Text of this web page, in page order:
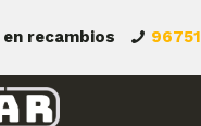
recambios